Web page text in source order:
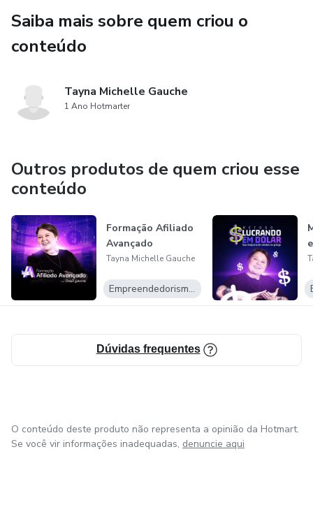
Saiba mais sobre quem criou o
conteúdo
Tayna Michelle Gauche
1 Ano Hotmarter
Outros produtos de quem criou esse
conteúdo
Formação Afiliado
Avançado
Tayna Michelle Gauche
Empreendedorismo Digital
Dúvidas frequentes
O conteúdo deste produto não representa a opinião da Hotmart.
Se você vir informações inadequadas, denuncie aqui